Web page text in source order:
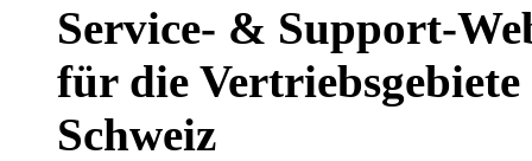
Service- & Support-
für die
Schweiz